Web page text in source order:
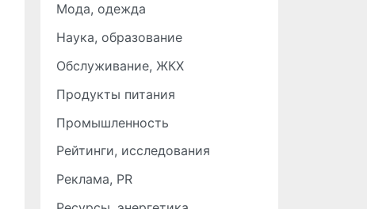
Мода, одежда
Наука, образование
Обслуживание, ЖКХ
Продукты питания
Промышленность
Рейтинги, исследования
Реклама, PR